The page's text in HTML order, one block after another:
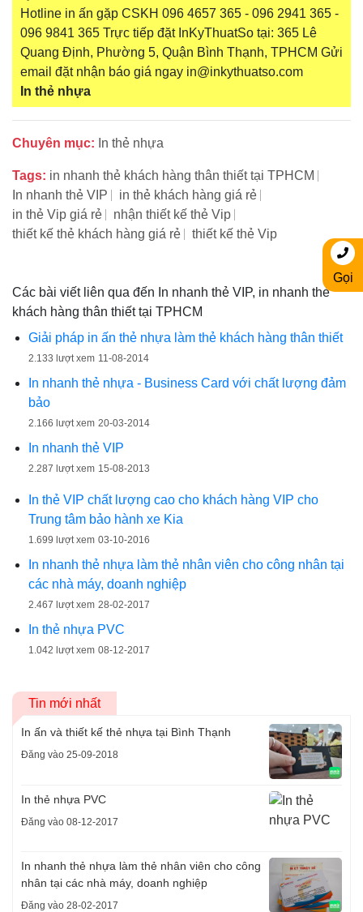
Hotline in ấn gặp CSKH 096 4657 365 - 096 2941 365 -
096 9841 365 Trực tiếp đặt InKyThuatSo tại: 365 Lê
Quang Định, Phường 5, Quận Bình Thạnh, TPHCM Gửi
email đặt nhận báo giá ngay in@inkythuatso.com
In thẻ nhựa
Chuyên mục: In thẻ nhựa
Tags: in nhanh thẻ khách hàng thân thiết tại TPHCM
In nhanh thẻ VIP
in thẻ khách hàng giá rẻ
in thẻ Vip giá rẻ
nhận thiết kế thẻ Vip
thiết kế thẻ khách hàng giá rẻ
thiết kế thẻ Vip
Các bài viết liên qua đến In nhanh thẻ VIP, in nhanh thẻ
khách hàng thân thiết tại TPHCM
Giải pháp in ấn thẻ nhựa làm thẻ khách hàng thân thiết
2.133 lượt xem 11-08-2014
In nhanh thẻ nhựa - Business Card với chất lượng đảm
bảo
2.166 lượt xem 20-03-2014
In nhanh thẻ VIP
2.287 lượt xem 15-08-2013
In thẻ VIP chất lượng cao cho khách hàng VIP cho
Trung tâm bảo hành xe Kia
1.699 lượt xem 03-10-2016
In nhanh thẻ nhựa làm thẻ nhân viên cho công nhân tại
các nhà máy, doanh nghiệp
2.467 lượt xem 28-02-2017
In thẻ nhựa PVC
1.042 lượt xem 08-12-2017
Tin mới nhất
In ấn và thiết kế thẻ nhựa tại Bình Thạnh
Đăng vào 25-09-2018
In thẻ nhựa PVC
Đăng vào 08-12-2017
In nhanh thẻ nhựa làm thẻ nhân viên cho công
nhân tại các nhà máy, doanh nghiệp
Đăng vào 28-02-2017
Gọi